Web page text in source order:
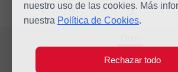
nuestro uso de las cookies. Más
nuestra Política de Cookies.
Rechazar todo
L M X J V
14
Ene